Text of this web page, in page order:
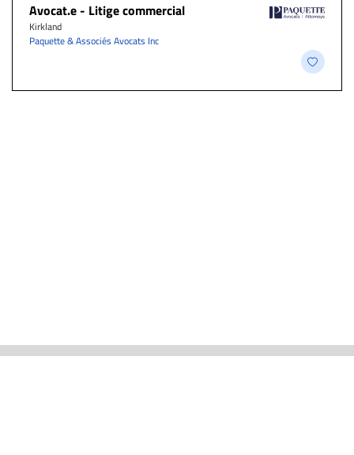
Avocat.e - Litige commercial
Kirkland
Paquette & Associés Avocats Inc